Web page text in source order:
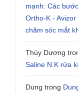
mạnh: Các
Ortho-K - Avizor
chăm sóc mắt
Thùy Dương
Saline N.K rửa
Dung trong